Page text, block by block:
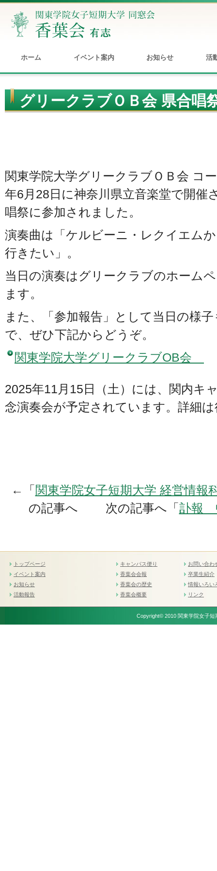
ホーム イベント案内 お知らせ 活
グリークラブＯＢ会 県合唱
関東学院大学グリークラブＯＢ会 コ
年6月28日に神奈川県立音楽堂で開催
唱祭に参加されました。
演奏曲は「ケルビーニ・レクイエム
行きたい」。
当日の演奏はグリークラブのホーム
ます。
また、「参加報告」として当日の様
で、ぜひ下記からどうぞ。
関東学院大学グリークラブOB会
2025年11月15日（土）には、関内キ
念演奏会が予定されています。詳細
←「 関東学院女子短期大学 経営情報
の記事へ 次の記事へ「 訃報
トップページ
イベント案内
お知らせ
活動報告
キャンパス便り
香葉会会報
香葉会の歴史
香葉会概要
お問い合わ
卒業生紹介
情報いろい
リンク
Copyright© 2010 関東学院女子